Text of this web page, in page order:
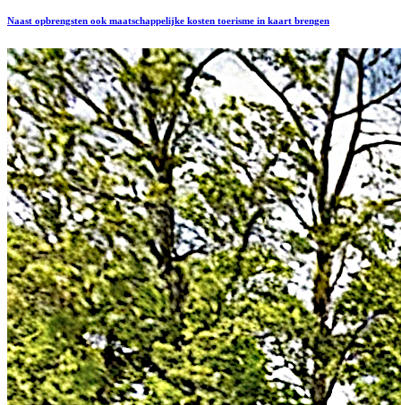
Naast opbrengsten ook maatschappelijke kosten toerisme in kaart brengen